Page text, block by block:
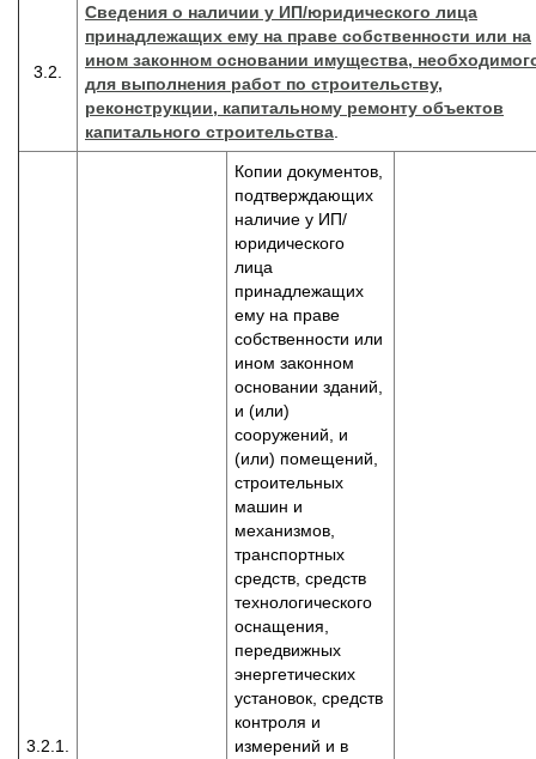
3.2.
Сведения о наличии у ИП/юридического лица
принадлежащих ему на праве собственности или на
ином законном основании имущества,
для выполнения работ по строительству,
реконструкции, капитальному ремонту объектов
капитального строительства
3.2.1.
Копии документов,
подтверждающих
наличие у ИП/
юридического
лица
принадлежащих
ему на праве
собственности или
ином законном
основании зданий,
и (или)
сооружений, и
(или) помещений,
строительных
машин и
механизмов,
транспортных
средств, средств
технологического
оснащения,
передвижных
энергетических
установок, средств
контроля и
измерений и в